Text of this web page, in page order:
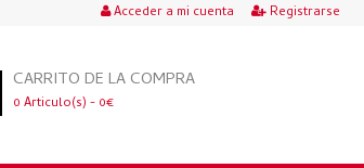
Acceder a mi cuenta Registrarse
CARRITO DE LA COMPRA
0 Articulo(s) - 0€